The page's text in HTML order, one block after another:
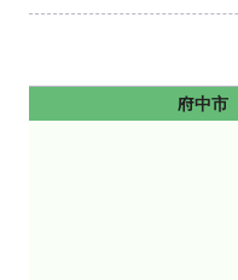
府中市